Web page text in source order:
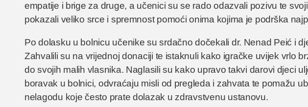
empatije i brige za druge, a učenici su se rado odazvali pozivu te
pokazali veliko srce i spremnost pomoći onima kojima je podrška
Po dolasku u bolnicu učenike su srdačno dočekali dr. Nenad Peić i
Zahvalili su na vrijednoj donaciji te istaknuli kako igračke uvijek vrlo
do svojih malih vlasnika. Naglasili su kako upravo takvi darovi djeci
boravak u bolnici, odvraćaju misli od pregleda i zahvata te pomažu
nelagodu koje često prate dolazak u zdravstvenu ustanovu.